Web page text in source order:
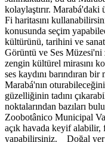
kolaylaştırır.
Fi haritasını
konusunda seçim
kültürünü, tarihini ve
Görüntü ve Ses
zengin kültürel mirasını
ses kaydını barındıran
Marabá'nın
güzelliğinin tadını
noktalarından bazıları
Zoobotânico Municipal
açık havada keyif
yapabilirsiniz. Doğal yer